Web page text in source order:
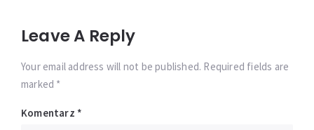
Leave A Reply
Your email address will not be published. Required fields are
marked *
Komentarz *